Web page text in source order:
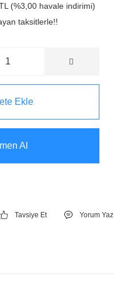
(%3,00 havale indirimi)
taksitlerle!!
Ekle
Al
Tavsiye Et Yorum Yaz